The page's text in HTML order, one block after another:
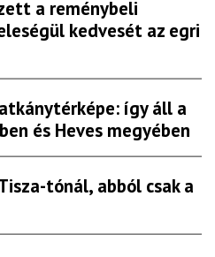
a reménybeli
kedvesét az egri
így áll a
és Heves megyében
tónál, abból csak a